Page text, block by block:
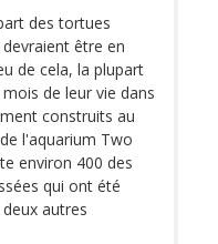
des tortues
être en
de cela, la plupart
de leur vie dans
construits au
l'aquarium Two
environ 400 des
qui ont été
autres